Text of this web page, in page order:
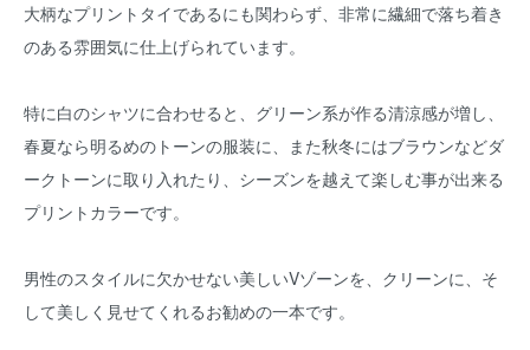
大柄なプリントタイであるにも関わらず、非常に繊細で落ち着き
のある雰囲気に仕上げられています。
特に白のシャツに合わせると、グリーン系が作る清涼感が増し、
春夏なら明るめのトーンの服装に、また秋冬にはブラウンなどダ
ークトーンに取り入れたり、シーズンを越えて楽しむ事が出来る
プリントカラーです。
男性のスタイルに欠かせない美しいVゾーンを、クリーンに、そ
して美しく見せてくれるお勧めの一本です。